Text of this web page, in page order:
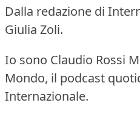
Dalla redazione di
Giulia Zoli.
Io sono Claudio Rossi
Mondo, il podcast
Internazionale.